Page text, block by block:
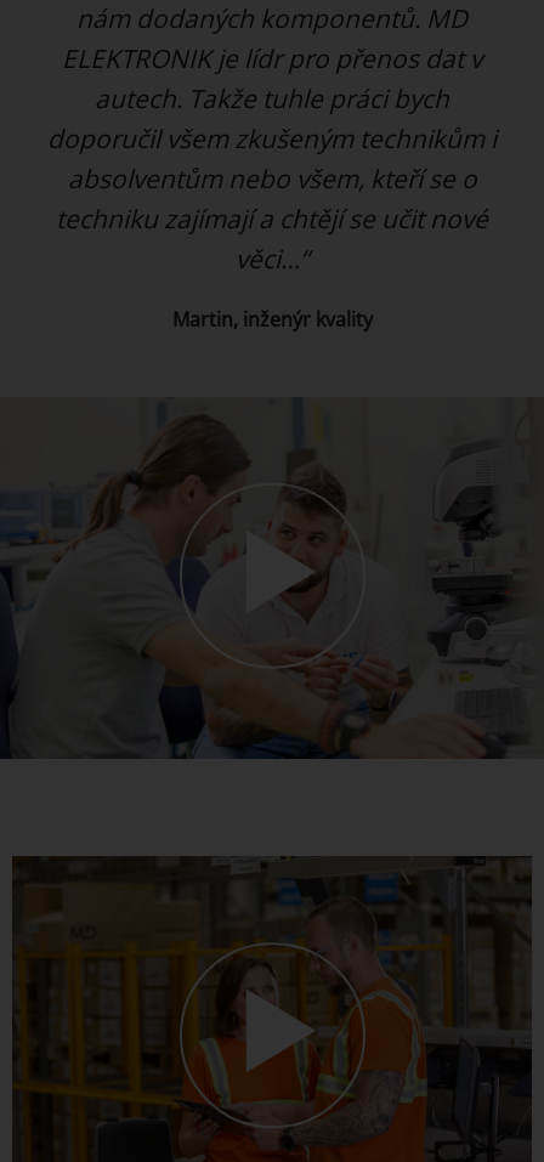
nám dodaných komponentů. MD
ELEKTRONIK je lídr pro přenos dat v
autech. Takže tuhle práci bych
doporučil všem zkušeným technikům i
absolventům nebo všem, kteří se o
techniku zajímají a chtějí se učit nové
věci…“
Martin, inženýr kvality